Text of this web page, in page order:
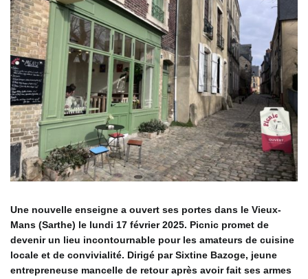
Une nouvelle enseigne a ouvert ses portes dans le Vieux-
Mans (Sarthe) le lundi 17 février 2025. Picnic promet de
devenir un lieu incontournable pour les amateurs de cuisine
locale et de convivialité. Dirigé par Sixtine Bazoge, jeune
entrepreneuse mancelle de retour après avoir fait ses armes